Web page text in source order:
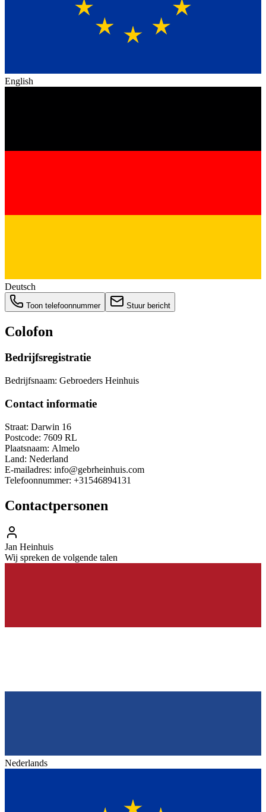
English
Deutsch
Toon telefoonnummer Stuur bericht
Colofon
Bedrijfsregistratie
Bedrijfsnaam: Gebroeders Heinhuis
Contact informatie
Straat: Darwin 16
Postcode: 7609 RL
Plaatsnaam: Almelo
Land: Nederland
E-mailadres: info@gebrheinhuis.com
Telefoonnummer: +31546894131
Contactpersonen
Jan Heinhuis
Wij spreken de volgende talen
Nederlands